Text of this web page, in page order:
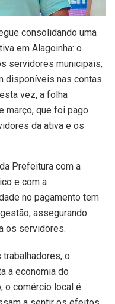
consolidando uma
em Alagoinha: o
servidores municipais,
disponíveis nas contas
vez, a folha
março, que foi pago
da ativa e os
Prefeitura com a
e com a
no pagamento tem
assegurando
os servidores.
o
a economia do
o comércio local é